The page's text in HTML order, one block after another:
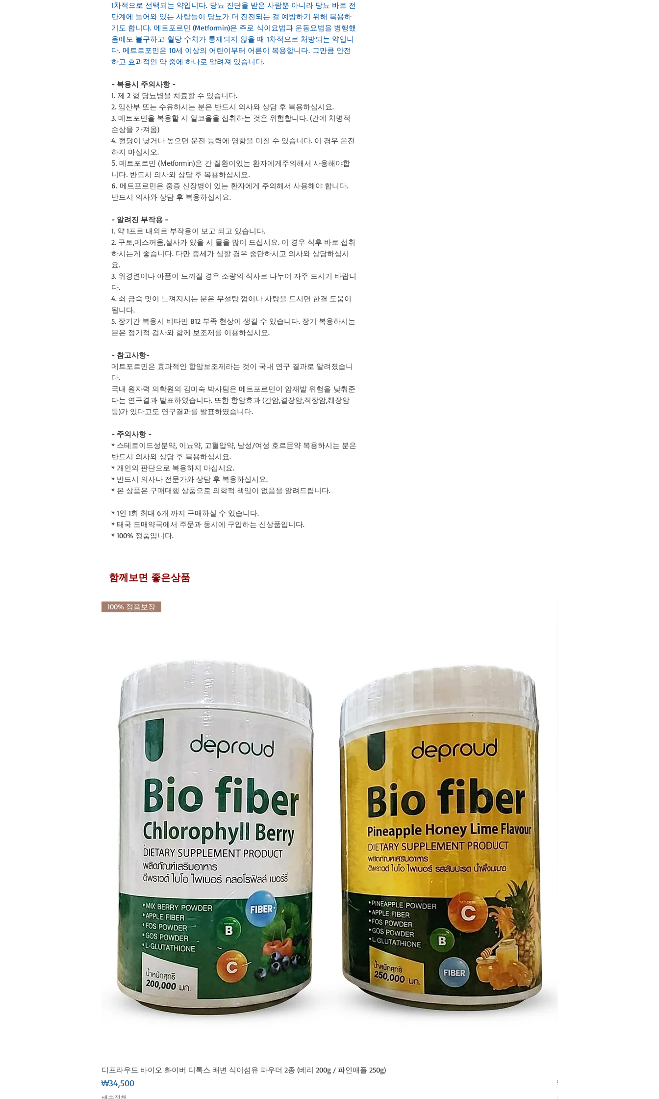
1차적으로 선택되는 약입니다. 당뇨 진단을 받은 사람뿐 아니라 당뇨 바로 전
단계에 들어와 있는 사람들이 당뇨가 더 진전되는 걸 예방하기 위해 복용하
기도 합니다. 메트포르민 (Metformin)은 주로 식이요법과 운동요법을 병행했
음에도 불구하고 혈당 수치가 통제되지 않을 때 1차적으로 처방되는 약입니
다. 메트르포민은 10세 이상의 어린이부터 어른이 복용합니다. 그만큼 안전
하고 효과적인 약 중에 하나로 알려져 있습니다.
- 복용시 주의사항 -
1. 제 2 형 당뇨병을 치료할 수 있습니다.
2. 임산부 또는 수유하시는 분은 반드시 의사와 상담 후 복용하십시요.
3. 메트포민을 복용할 시 알코올을 섭취하는 것은 위험합니다. (간에 치명적
손상을 가져옴)
4. 혈당이 낮거나 높으면 운전 능력에 영향을 미칠 수 있습니다. 이 경우 운전
하지 마십시오.
5. 메트포르민 (Metformin)은 간 질환이있는 환자에게주의해서 사용해야합
니다. 반드시 의사와 상담 후 복용하십시요.
6. 메트포르민은 중증 신장병이 있는 환자에게 주의해서 사용해야 합니다.
반드시 의사와 상담 후 복용하십시요.
- 알려진 부작용 -
1. 약 1프로 내외로 부작용이 보고 되고 있습니다.
2. 구토,메스꺼움,설사가 있을 시 물을 많이 드십시요. 이 경우 식후 바로 섭취
하시는게 좋습니다. 다만 증세가 심할 경우 중단하시고 의사와 상담하십시
요.
3. 위경련이나 아픔이 느껴질 경우 소량의 식사로 나누어 자주 드시기 바랍니
다.
4. 쇠 금속 맛이 느껴지시는 분은 무설탕 껌이나 사탕을 드시면 한결 도움이
됩니다.
5. 장기간 복용시 비타민 B12 부족 현상이 생길 수 있습니다. 장기 복용하시는
분은 정기적 검사와 함께 보조제를 이용하십시요.
- 참고사항-
메트포르민은 효과적인 항암보조제라는 것이 국내 연구 결과로 알려졌습니
다.
국내 원자력 의학원의 김미숙 박사팀은 메트포르민이 암재발 위험을 낮춰준
다는 연구결과 발표하였습니다. 또한 항암효과 (간암,결장암,직장암,췌장암
등)가 있다고도 연구결과를 발표하였습니다.
- 주의사항 -
* 스테로이드성분약, 이뇨약, 고혈압약, 남성/여성 호르몬약 복용하시는 분은
반드시 의사와 상담 후 복용하십시요.
* 개인의 판단으로 복용하지 마십시요.
* 반드시 의사나 전문가와 상담 후 복용하십시요.
* 본 상품은 구매대행 상품으로 의학적 책임이 없음을 알려드립니다.
* 1인 1회 최대 6개 까지 구매하실 수 있습니다.
* 태국 도매약국에서 주문과 동시에 구입하는 신상품입니다.
* 100% 정품입니다.
함께보면 좋은상품
제품보기
100% 정품보장
디프라우드 바이오 화이버 디톡스 쾌변 식이섬유 파우더 2종 (베리 200g / 파인애플 250g)
가격
₩34,500 가격
₩23,900